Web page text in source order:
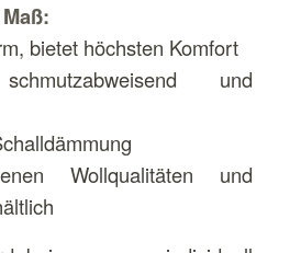
bietet höchsten Komfort
und
Wollqualitäten und